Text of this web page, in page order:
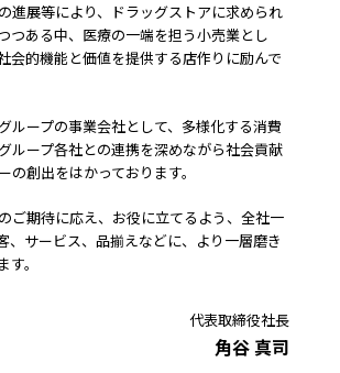
進展等により、ドラッグストアに求められ
つある中、医療の一端を担う小売業とし
会的機能と価値を提供する店作りに励んで
ループの事業会社として、多様化する消費
ループ各社との連携を深めながら社会貢献
の創出をはかっております。
ご期待に応え、お役に立てるよう、全社一
、サービス、品揃えなどに、より一層磨き
。
代表取締役社長
角谷 真司